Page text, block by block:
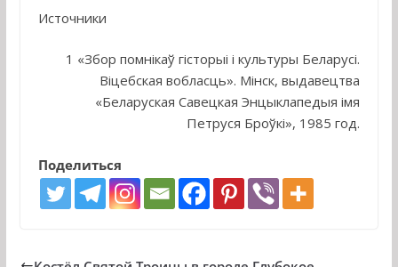
Источники
1 «Збор помнiкаў гiсторыi i культуры Беларусі.
Віцебская вобласць». Мінск, выдавецтва
«Беларуская Савецкая Энцыклапедыя імя
Петруся Броўкі», 1985 год.
Поделиться